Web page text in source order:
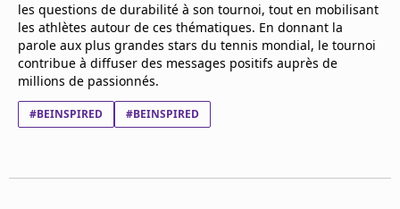
les questions de durabilité à son tournoi, tout en mobilisant
les athlètes autour de ces thématiques. En donnant la
parole aux plus grandes stars du tennis mondial, le tournoi
contribue à diffuser des messages positifs auprès de
millions de passionnés.
#BEINSPIRED #BEINSPIRED